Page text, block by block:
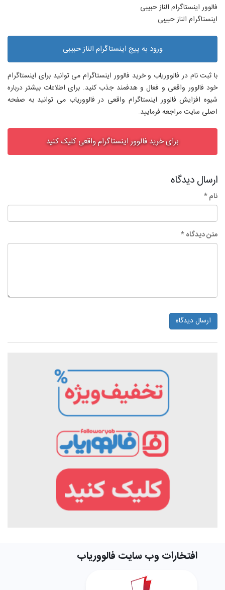
فالوور اینستاگرام الناز حبیبی
اینستاگرام الناز حبیبی
ورود به پیج اینستاگرام الناز حبیبی
با ثبت نام در فالووریاب و خرید فالوور اینستاگرام می توانید برای اینستاگرام
خود فالوور واقعی و فعال و هدفمند جذب کنید. برای اطلاعات بیشتر درباره
شیوه افزایش فالوور اینستاگرام واقعی در فالووریاب می توانید به صفحه
اصلی سایت مراجعه فرمایید.
برای خرید فالوور اینستاگرام واقعی کلیک کنید
ارسال دیدگاه
نام *
متن دیدگاه *
ارسال دیدگاه
افتخارات وب سایت فالووریاب